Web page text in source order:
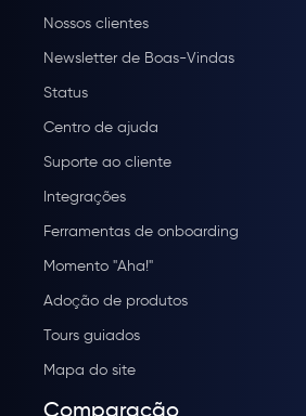
Nossos clientes
Newsletter de Boas-Vindas
Status
Centro de ajuda
Suporte ao cliente
Integrações
Ferramentas de onboarding
Momento "Aha!"
Adoção de produtos
Tours guiados
Mapa do site
Comparação